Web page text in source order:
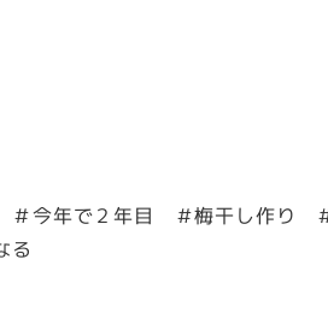
今年で２年目 ＃梅干し作り
る